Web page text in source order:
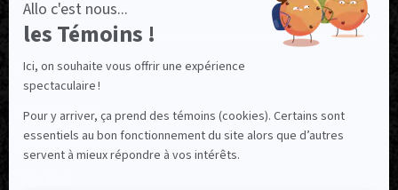
NOUS SUIVRE
Facebook
Instagram